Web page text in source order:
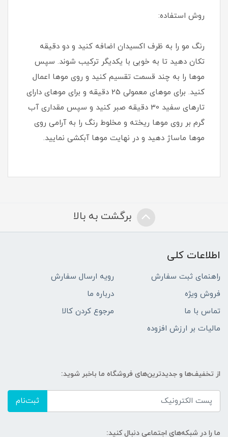
روش استفاده:
رنگ مو را به ظرف اکسیدان اضافه کنید و دو دقیقه
تکان دهید تا به خوبی با یکدیگر ترکیب شوند. سپس
موها را به چند قسمت تقسیم کنید و روی موها اعمال
کنید. برای موهای معمولی 25 دقیقه و برای موهای دارای
تارهای سفید 30 دقیقه صبر کنید و سپس مقداری آب
گرم بر روی موها ریخته و مخلوط رنگ را به آرامی روی
موها ماساژ دهید و در نهایت موها آبکشی نمایید.
برگشت به بالا
اطلاعات کلی
راهنمای ثبت سفارش
رویه ارسال سفارش
فروش ویژه
درباره ما
تماس با ما
مرجوع کردن کالا
مالیات بر ارزش افزوده
از تخفیف‌ها و جدیدترین‌های فروشگاه ما باخبر شوید:
ثبت‌نام
ما را در شبکه‌های اجتماعی دنبال کنید: